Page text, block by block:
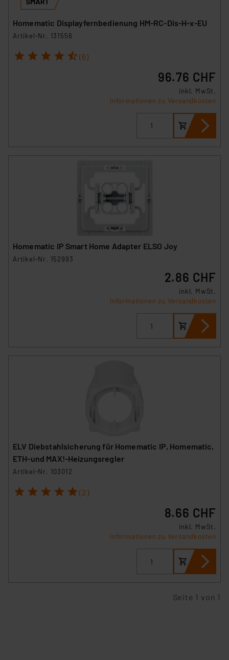
Homematic Displayfernbedienung HM-RC-Dis-H-x-EU
Artikel-Nr. 131556
1 2 3 4 5 (6)
96.76 CHF
inkl. MwSt.
Informationen zu Versandkosten
Homematic IP Smart Home Adapter ELSO Joy
Artikel-Nr. 152993
2.86 CHF
inkl. MwSt.
Informationen zu Versandkosten
ELV Diebstahlsicherung für Homematic IP, Homematic,
ETH-und MAX!-Heizungsregler
Artikel-Nr. 103012
1 2 3 4 5 (2)
8.66 CHF
inkl. MwSt.
Informationen zu Versandkosten
Seite 1 von 1